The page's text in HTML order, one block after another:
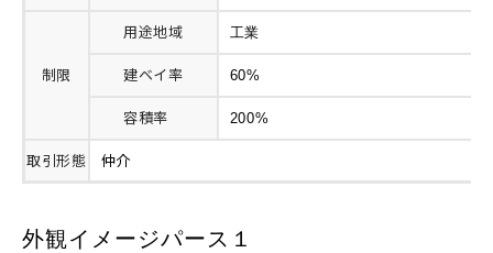
制限
用途地域 工業
建ベイ率 60%
容積率 200%
取引形態 仲介
外観イメージパース１